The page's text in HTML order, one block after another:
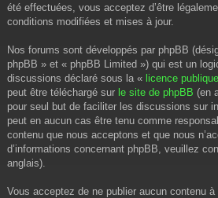
été effectuées, vous acceptez d’être
conditions modifiées et mises à jour.
Nos forums sont développés par phpBB
phpBB » et « phpBB Limited ») qui est un
discussions déclaré sous la « licence
peut être téléchargé sur le site de phpBB (en
pour seul but de faciliter les discussions sur
peut en aucun cas être tenu comme
contenu que nous acceptons et que nous
d’informations concernant phpBB, veuillez
anglais).
Vous acceptez de ne publier aucun contenu